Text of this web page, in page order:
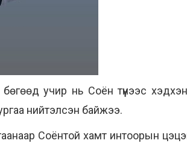
учир нь Соён түүнээс
нийтэлсэн байжээ.
Соёнтой хамт интоорын